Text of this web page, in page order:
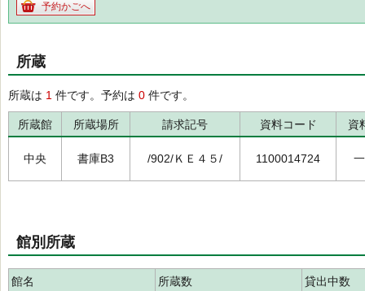
予約かごへ
所蔵
所蔵は 1 件です。予約は 0 件です。
所蔵館 所蔵場所 請求記号 資料コード 資
中央 書庫B3 /902/ＫＥ４５/ 1100014724
館別所蔵
館名 所蔵数
貸出中数